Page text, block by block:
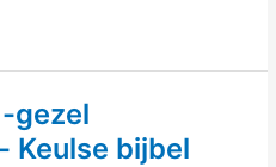
gezel
Keulse bijbel